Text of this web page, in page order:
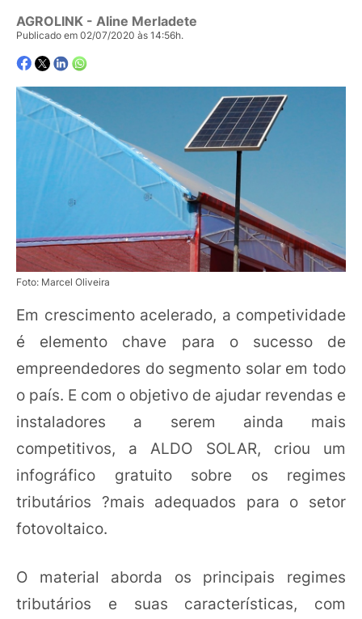
AGROLINK - Aline Merladete
Publicado em 02/07/2020 às 14:56h.
Foto: Marcel Oliveira
Em crescimento acelerado, a competividade
é elemento chave para o sucesso de
empreendedores do segmento solar em todo
o país. E com o objetivo de ajudar revendas e
instaladores a serem ainda mais
competitivos, a ALDO SOLAR, criou um
infográfico gratuito sobre os regimes
tributários ?mais adequados para o setor
fotovoltaico.
O material aborda os principais regimes
tributários e suas características, com